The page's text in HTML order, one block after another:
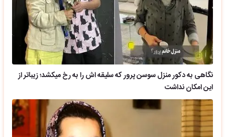
نگاهی به دکور منزل سوسن پرور که سلیقه اش را به رخ میکشد؛ زیباتر از
این امکان نداشت